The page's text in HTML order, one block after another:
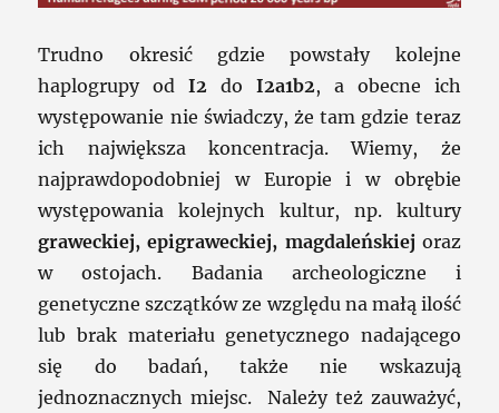
Trudno okresić gdzie powstały kolejne
haplogrupy odI2 do I2a1b2, a obecne ich
występowanie nie świadczy, że tam gdzie teraz
ich największa koncentracja. Wiemy, że
najprawdopodobniej w Europie i w obrębie
występowania kolejnych kultur, np. kultury
graweckiej, epigraweckiej, magdaleńskiej oraz
w ostojach. Badania archeologiczne i
genetyczne szczątków ze względu na małą ilość
lub brak materiału genetycznego nadającego
się do badań, także nie wskazują
jednoznacznych miejsc. Należy też zauważyć,